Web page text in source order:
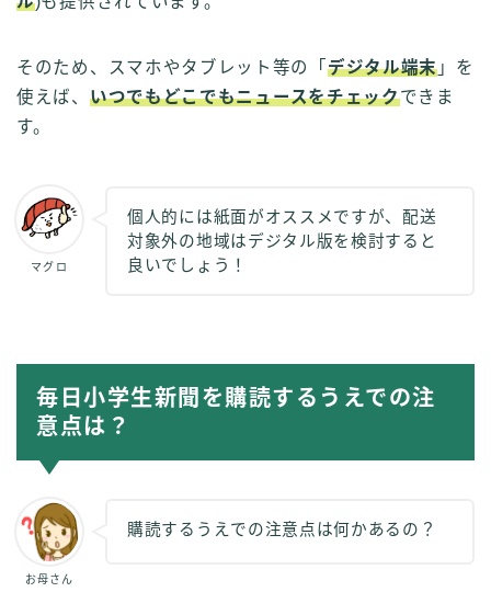
そのため、スマホやタブレット等の「 デジタル端末 」を
使えば、 いつでもどこでもニュースをチェックできま
す。
マグロ
個人的には紙面がオススメですが、配送
対象外の地域はデジタル版を検討すると
良いでしょう！
毎日小学生新聞を購読するうえでの注
意点は？
お母さん
購読するうえでの注意点は何かあるの？